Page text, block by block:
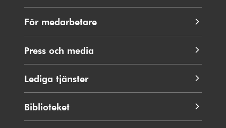
För medarbetare
Press och media
Lediga tjänster
Biblioteket